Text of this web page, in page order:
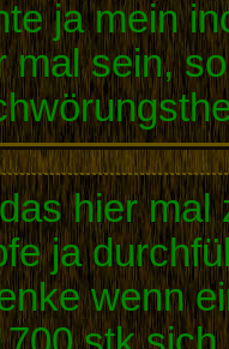
ja mein
mal sein,
hier mal
ja
wenn